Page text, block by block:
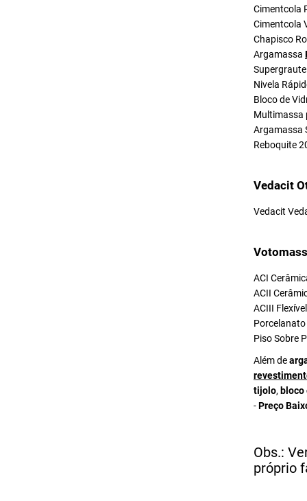
Cimentcola
Cimentcola
Chapisco
Argamassa
Nivela
Bloco de
Multimassa
Argamassa
Reboquite
Vedacit
Vedacit
ACI
ACII
ACIII
Piso Sobre
Além de
tijolo, bloco
-Preço
Obs.:
próprio